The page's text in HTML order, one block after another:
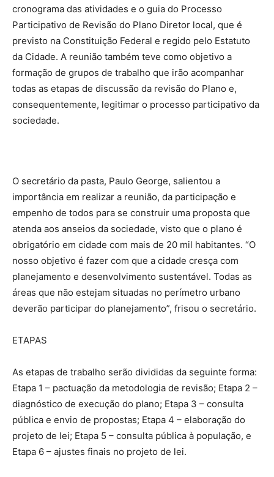
cronograma das atividades e o guia do Processo
Participativo de Revisão do Plano Diretor local, que é
previsto na Constituição Federal e regido pelo Estatuto
da Cidade. A reunião também teve como objetivo a
formação de grupos de trabalho que irão acompanhar
todas as etapas de discussão da revisão do Plano e,
consequentemente, legitimar o processo participativo da
sociedade.
O secretário da pasta, Paulo George, salientou a
importância em realizar a reunião, da participação e
empenho de todos para se construir uma proposta que
atenda aos anseios da sociedade, visto que o plano é
obrigatório em cidade com mais de 20 mil habitantes. “O
nosso objetivo é fazer com que a cidade cresça com
planejamento e desenvolvimento sustentável. Todas as
áreas que não estejam situadas no perímetro urbano
deverão participar do planejamento”, frisou o secretário.
ETAPAS
As etapas de trabalho serão divididas da seguinte forma:
Etapa 1 – pactuação da metodologia de revisão; Etapa 2 –
diagnóstico de execução do plano; Etapa 3 – consulta
pública e envio de propostas; Etapa 4 – elaboração do
projeto de lei; Etapa 5 – consulta pública à população, e
Etapa 6 – ajustes finais no projeto de lei.